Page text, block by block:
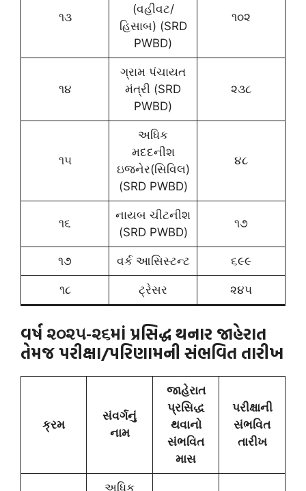
૧૩
(વહીવટ/
હિસાબ) (SRD
PWBD)
૧૦૨
૧૪
ગ્રામ પંચાયત
મંત્રી (SRD
PWBD)
૨૩૮
૧૫
અધિક
મદદનીશ
ઇજનેર(સિવિલ)
(SRD PWBD)
૪૮
૧૬
નાયબ ચીટનીશ
(SRD PWBD)
૧૭
૧૭ વર્ક આસિસ્ટન્ટ ૬૯૯
૧૮ ટ્રેસર ૨૪૫
વર્ષ ૨૦૨૫-૨૬માં પ્રસિદ્ધ થનાર જાહેરાત
તેમજ પરીક્ષા/પરિણામની સંભવિત તારીખ
ક્રમ
સંવર્ગનું
નામ
જાહેરાત
પ્રસિદ્ધ
થવાનો
સંભવિત
માસ
પરીક્ષાની
સંભવિત
તારીખ
અધિક